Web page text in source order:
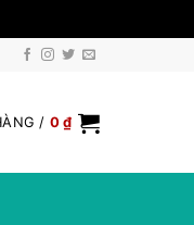
/ 0₫